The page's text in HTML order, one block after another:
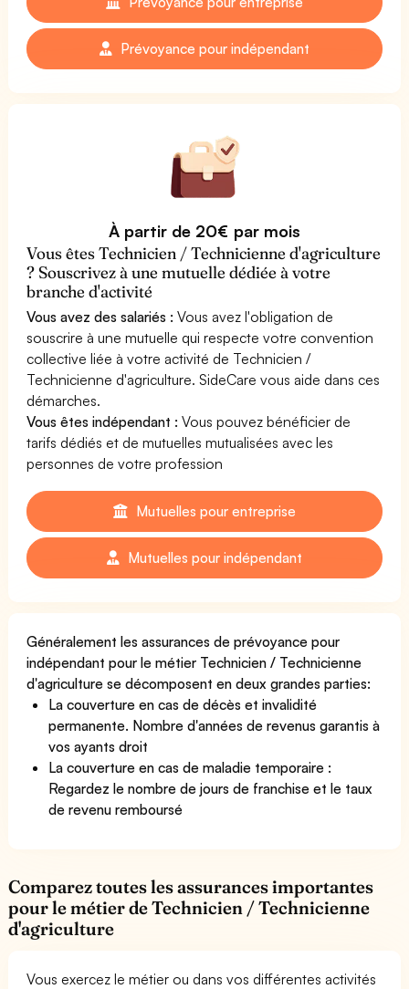
Prévoyance pour indépendant
À partir de 20€ par mois
Vous êtes Technicien / Technicienne d'agriculture
? Souscrivez à une mutuelle dédiée à votre
branche d'activité
Vous avez des salariés : Vous avez l'obligation de
souscrire à une mutuelle qui respecte votre convention
collective liée à votre activité de Technicien /
Technicienne d'agriculture. SideCare vous aide dans ces
démarches.
Vous êtes indépendant : Vous pouvez bénéficier de
tarifs dédiés et de mutuelles mutualisées avec les
personnes de votre profession
Mutuelles pour entreprise
Mutuelles pour indépendant
Généralement les assurances de prévoyance pour
indépendant pour le métier Technicien / Technicienne
d'agriculture se décomposent en deux grandes parties:
La couverture en cas de décès et invalidité
permanente. Nombre d'années de revenus garantis à
vos ayants droit
La couverture en cas de maladie temporaire :
Regardez le nombre de jours de franchise et le taux
de revenu remboursé
Comparez toutes les assurances importantes
pour le métier de Technicien / Technicienne
d'agriculture
Vous exercez le métier ou dans vos différentes activités